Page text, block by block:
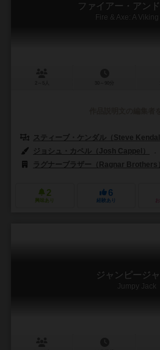
ファイアー・アン
Fire & Axe: A Viking
スティーブ・ケンダル（Steve Kendall
ジョシュ・カペル（Josh Cappel）
ラグナーブラザー（Ragnar Brothers）
2
興味あり
6
経験あり
ジャンピージ
Jumpy Jack